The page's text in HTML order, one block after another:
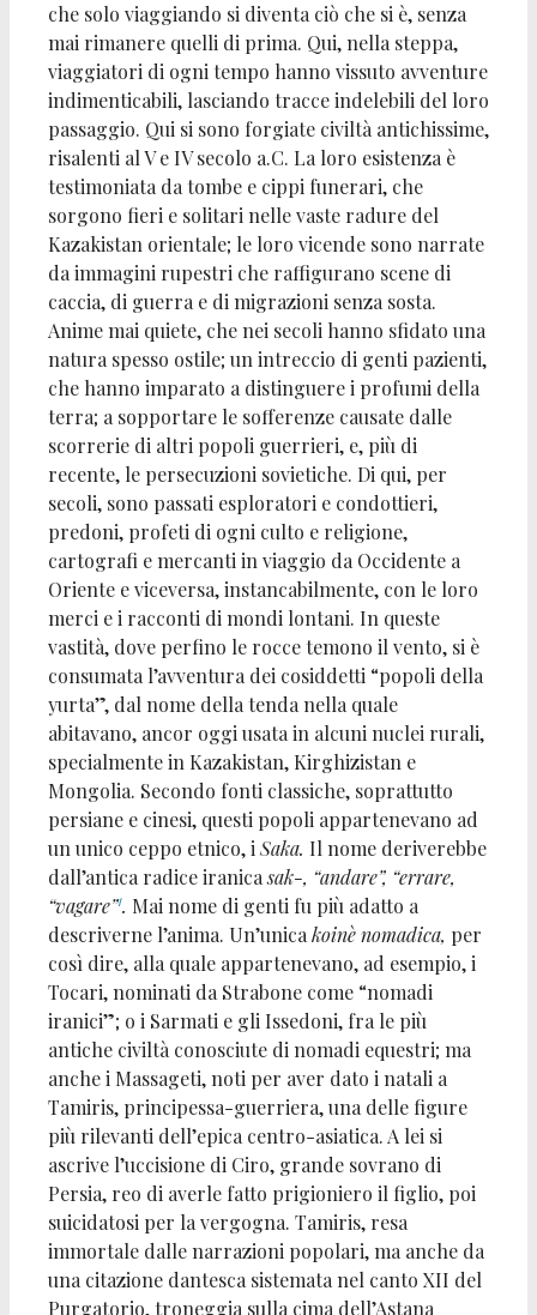
che solo viaggiando si diventa ciò che si è, senza
mai rimanere quelli di prima. Qui, nella steppa,
viaggiatori di ogni tempo hanno vissuto avventure
indimenticabili, lasciando tracce indelebili del loro
passaggio. Qui si sono forgiate civiltà antichissime,
risalenti al V e IV secolo a.C. La loro esistenza è
testimoniata da tombe e cippi funerari, che
sorgono fieri e solitari nelle vaste radure del
Kazakistan orientale; le loro vicende sono narrate
da immagini rupestri che raffigurano scene di
caccia, di guerra e di migrazioni senza sosta.
Anime mai quiete, che nei secoli hanno sfidato una
natura spesso ostile; un intreccio di genti pazienti,
che hanno imparato a distinguere i profumi della
terra; a sopportare le sofferenze causate dalle
scorrerie di altri popoli guerrieri, e, più di
recente, le persecuzioni sovietiche. Di qui, per
secoli, sono passati esploratori e condottieri,
predoni, profeti di ogni culto e religione,
cartografi e mercanti in viaggio da Occidente a
Oriente e viceversa, instancabilmente, con le loro
merci e i racconti di mondi lontani. In queste
vastità, dove perfino le rocce temono il vento, si è
consumata l’avventura dei cosiddetti “popoli della
yurta”, dal nome della tenda nella quale
abitavano, ancor oggi usata in alcuni nuclei rurali,
specialmente in Kazakistan, Kirghizistan e
Mongolia. Secondo fonti classiche, soprattutto
persiane e cinesi, questi popoli appartenevano ad
un unico ceppo etnico, i Saka. Il nome deriverebbe
dall’antica radice iranicasak-, “andare”, “errare,
“vagare”1. Mai nome di genti fu più adatto a
descriverne l’anima. Un’unica koinè nomadica, per
così dire, alla quale appartenevano, ad esempio, i
Tocari, nominati da Strabone come “nomadi
iranici”; o i Sarmati e gli Issedoni, fra le più
antiche civiltà conosciute di nomadi equestri; ma
anche i Massageti, noti per aver dato i natali a
Tamiris, principessa-guerriera, una delle figure
più rilevanti dell’epica centro-asiatica. A lei si
ascrive l’uccisione di Ciro, grande sovrano di
Persia, reo di averle fatto prigioniero il figlio, poi
suicidatosi per la vergogna. Tamiris, resa
immortale dalle narrazioni popolari, ma anche da
una citazione dantesca sistemata nel canto XII del
Purgatorio, troneggia sulla cima dell’Astana